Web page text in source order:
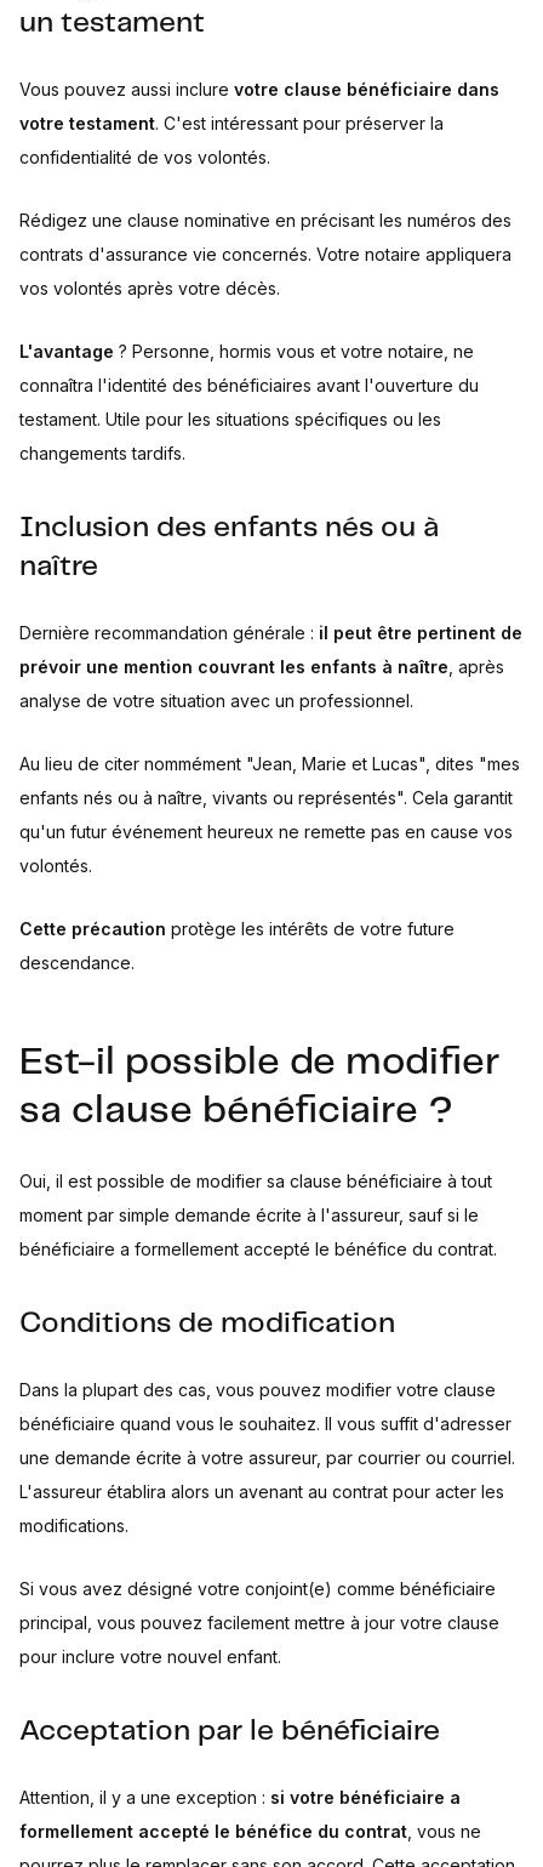
un testament
Vous pouvez aussi inclure votre clause bénéficiaire dans
votre testament. C'est intéressant pour préserver la
confidentialité de vos volontés.
Rédigez une clause nominative en précisant les numéros des
contrats d'assurance vie concernés. Votre notaire appliquera
vos volontés après votre décès.
L'avantage ? Personne, hormis vous et votre notaire, ne
connaîtra l'identité des bénéficiaires avant l'ouverture du
testament. Utile pour les situations spécifiques ou les
changements tardifs.
Inclusion des enfants nés ou à
naître
Dernière recommandation générale : il peut être pertinent de
prévoir une mention couvrant les enfants à naître , après
analyse de votre situation avec un professionnel.
Au lieu de citer nommément "Jean, Marie et Lucas", dites "mes
enfants nés ou à naître, vivants ou représentés". Cela garantit
qu'un futur événement heureux ne remette pas en cause vos
volontés.
Cette précaution protège les intérêts de votre future
descendance.
Est-il possible de modifier
sa clause bénéficiaire ?
Oui, il est possible de modifier sa clause bénéficiaire à tout
moment par simple demande écrite à l'assureur, sauf si le
bénéficiaire a formellement accepté le bénéfice du contrat.
Conditions de modification
Dans la plupart des cas, vous pouvez modifier votre clause
bénéficiaire quand vous le souhaitez. Il vous suffit d'adresser
une demande écrite à votre assureur, par courrier ou courriel.
L'assureur établira alors un avenant au contrat pour acter les
modifications.
Si vous avez désigné votre conjoint(e) comme bénéficiaire
principal, vous pouvez facilement mettre à jour votre clause
pour inclure votre nouvel enfant.
Acceptation par le bénéficiaire
Attention, il y a une exception : si votre bénéficiaire a
formellement accepté le bénéfice du contrat , vous ne